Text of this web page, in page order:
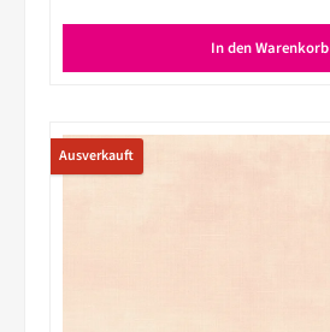
In den Warenkorb
Ausverkauft